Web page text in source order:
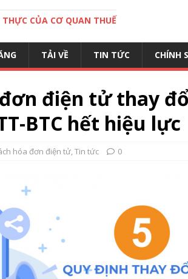
CỦA CƠ QUAN THUẾ
TẢI VỀ TIN TỨC CHÍNH
điện tử thay
BTC hết hiệu lực
hóa đơn điện tử,Tin tức 0